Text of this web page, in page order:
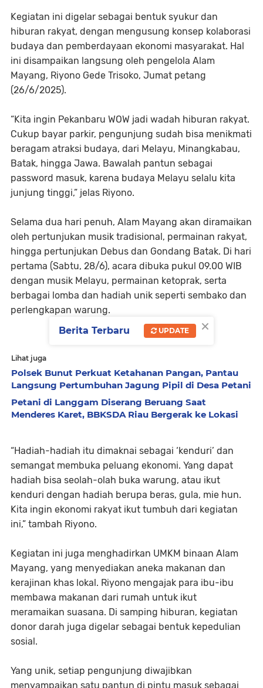
Kegiatan ini digelar sebagai bentuk syukur dan
hiburan rakyat, dengan mengusung konsep kolaborasi
budaya dan pemberdayaan ekonomi masyarakat. Hal
ini disampaikan langsung oleh pengelola Alam
Mayang, Riyono Gede Trisoko, Jumat petang
(26/6/2025).
“Kita ingin Pekanbaru WOW jadi wadah hiburan rakyat.
Cukup bayar parkir, pengunjung sudah bisa menikmati
beragam atraksi budaya, dari Melayu, Minangkabau,
Batak, hingga Jawa. Bawalah pantun sebagai
password masuk, karena budaya Melayu selalu kita
junjung tinggi,” jelas Riyono.
Selama dua hari penuh, Alam Mayang akan diramaikan
oleh pertunjukan musik tradisional, permainan rakyat,
hingga pertunjukan Debus dan Gondang Batak. Di hari
pertama (Sabtu, 28/6), acara dibuka pukul 09.00 WIB
dengan musik Melayu, permainan ketoprak, serta
berbagai lomba dan hadiah unik seperti sembako dan
perlengkapan warung.
Lihat juga
Polsek Bunut Perkuat Ketahanan Pangan, Pantau
Langsung Pertumbuhan Jagung Pipil di Desa Petani
Petani di Langgam Diserang Beruang Saat
Menderes Karet, BBKSDA Riau Bergerak ke Lokasi
“Hadiah-hadiah itu dimaknai sebagai ‘kenduri’ dan
semangat membuka peluang ekonomi. Yang dapat
hadiah bisa seolah-olah buka warung, atau ikut
kenduri dengan hadiah berupa beras, gula, mie hun.
Kita ingin ekonomi rakyat ikut tumbuh dari kegiatan
ini,” tambah Riyono.
Kegiatan ini juga menghadirkan UMKM binaan Alam
Mayang, yang menyediakan aneka makanan dan
kerajinan khas lokal. Riyono mengajak para ibu-ibu
membawa makanan dari rumah untuk ikut
meramaikan suasana. Di samping hiburan, kegiatan
donor darah juga digelar sebagai bentuk kepedulian
sosial.
Yang unik, setiap pengunjung diwajibkan
menyampaikan satu pantun di pintu masuk sebagai
×
Berita Terbaru UPDATE